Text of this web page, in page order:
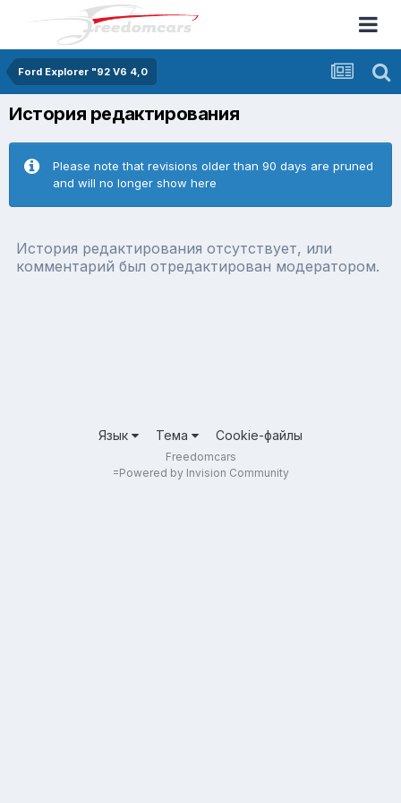
Ford Explorer "92 V6 4,0
История редактирования
Please note that revisions older than 90 days are pruned
and will no longer show here
История редактирования отсутствует, или
комментарий был отредактирован модератором.
Язык Тема Cookie-файлы
Freedomcars
=Powered by Invision Community